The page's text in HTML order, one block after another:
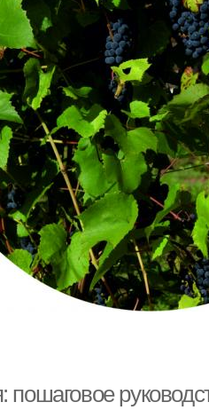
пошаговое